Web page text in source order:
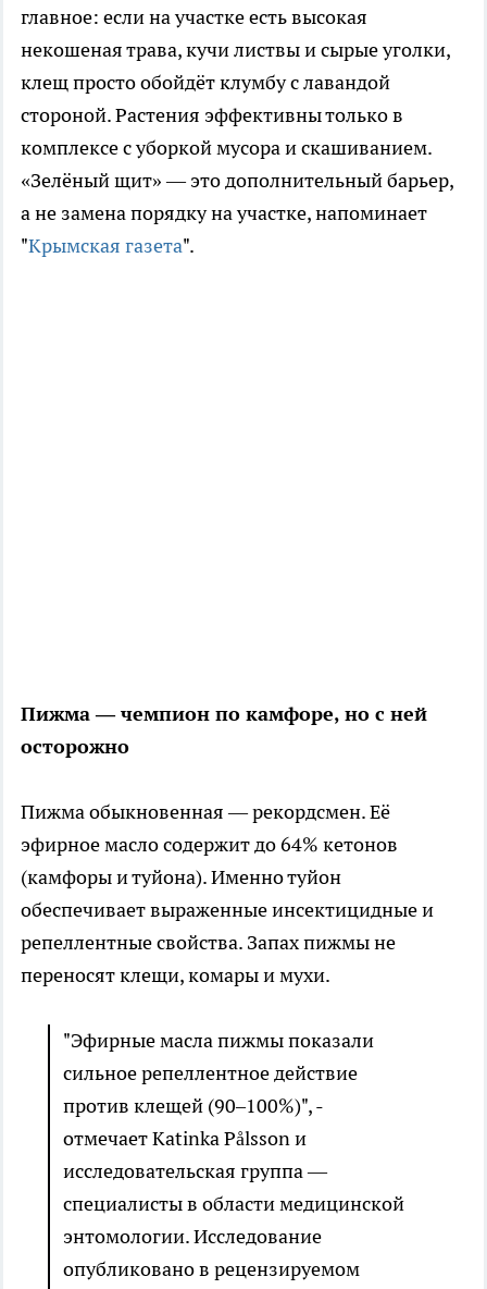
главное: если на участке есть высокая
некошеная трава, кучи листвы и сырые уголки,
клещ просто обойдёт клумбу с лавандой
стороной. Растения эффективны только в
комплексе с уборкой мусора и скашиванием.
«Зелёный щит» — это дополнительный барьер,
а не замена порядку на участке, напоминает
"Крымская газета".
Пижма — чемпион по камфоре, но с ней
осторожно
Пижма обыкновенная — рекордсмен. Её
эфирное масло содержит до 64% кетонов
(камфоры и туйона). Именно туйон
обеспечивает выраженные инсектицидные и
репеллентные свойства. Запах пижмы не
переносят клещи, комары и мухи.
"Эфирные масла пижмы показали
сильное репеллентное действие
против клещей (90–100%)", -
отмечает Katinka Pålsson и
исследовательская группа —
специалисты в области медицинской
энтомологии. Исследование
опубликовано в рецензируемом